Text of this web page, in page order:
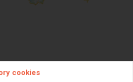
ARES dne 30.12.2023 09:15:11
cookies